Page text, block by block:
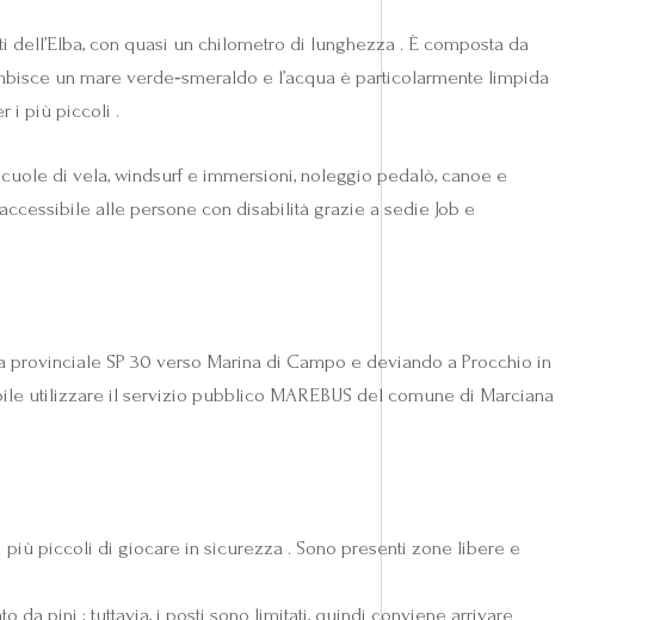
con quasi un chilometro di lunghezza . È composta da
un mare verde‑smeraldo e l’acqua è particolarmente limpida
i più piccoli .
di vela, windsurf e immersioni, noleggio pedalò, canoe e
alle persone con disabilità grazie a sedie Job e
SP 30 verso Marina di Campo e deviando a Procchio in
utilizzare il servizio pubblico MAREBUS del comune di Marciana
piccoli di giocare in sicurezza . Sono presenti zone libere e
da pini ; tuttavia, i posti sono limitati, quindi conviene arrivare